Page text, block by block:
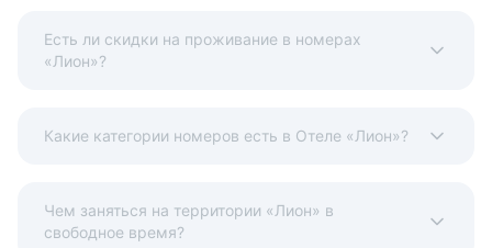
Есть ли скидки на проживание в номерах
«Лион»?
Какие категории номеров есть в Отеле «Лион»?
Чем заняться на территории «Лион» в
свободное время?